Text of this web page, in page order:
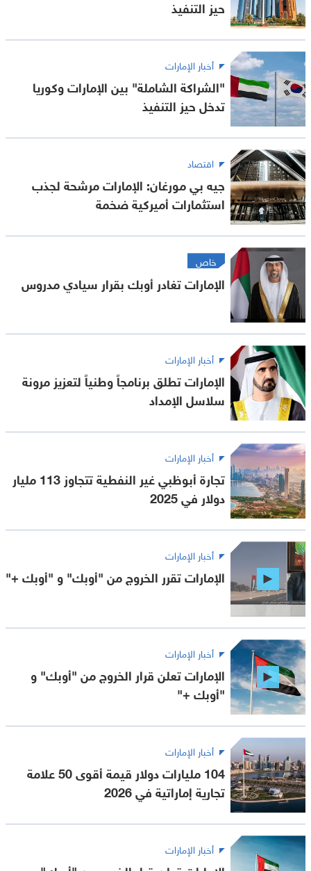
حيز التنفيذ
أخبار الإمارات
"الشراكة الشاملة" بين الإمارات وكوريا
تدخل حيز التنفيذ
اقتصاد
جيه بي مورغان: الإمارات مرشحة لجذب
استثمارات أميركية ضخمة
خاص
الإمارات تغادر أوبك بقرار سيادي مدروس
أخبار الإمارات
الإمارات تطلق برنامجاً وطنياً لتعزيز مرونة
سلاسل الإمداد
أخبار الإمارات
تجارة أبوظبي غير النفطية تتجاوز 113 مليار
دولار في 2025
أخبار الإمارات
الإمارات تقرر الخروج من "أوبك" و "أوبك +"
أخبار الإمارات
الإمارات تعلن قرار الخروج من "أوبك" و
"أوبك +"
أخبار الإمارات
104 مليارات دولار قيمة أقوى 50 علامة
تجارية إماراتية في 2026
أخبار الإمارات